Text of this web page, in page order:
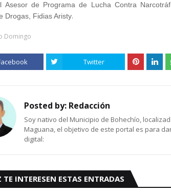
Asesor de Programa de Lucha Contra
Drogas, Fidias Aristy.
Domingo
Twitter
Posted by: Redacción
Soy nativo del Municipio de Bohechío,
Maguana, el objetivo de este portal es para
digital:
TE INTERESEN ESTAS ENTRADAS